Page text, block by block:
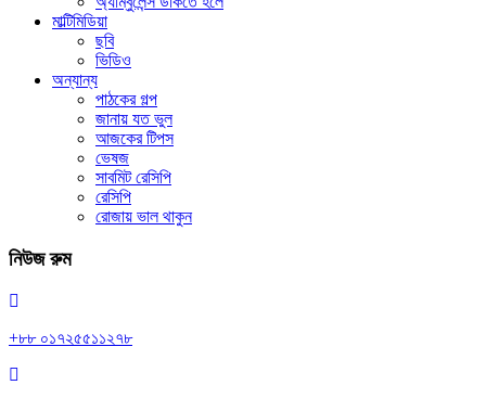
মাল্টিমিডিয়া
ছবি
ভিডিও
অন্যান্য
পাঠকের গল্প
জানায় যত ভুল
আজকের টিপস
ভেষজ
সাবমিট রেসিপি
রেসিপি
রোজায় ভাল থাকুন
নিউজ রুম
+৮৮ ০১৭২৫৫১১২৭৮